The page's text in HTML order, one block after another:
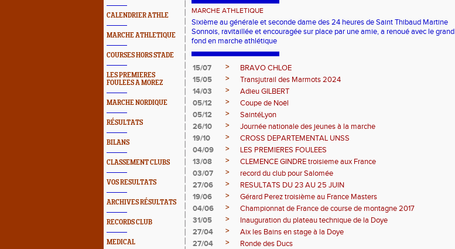
CALENDRIER ATHLE
MARCHE ATHLETIQUE
COURSES HORS STADE
LES PREMIERES
FOULEES A MOREZ
MARCHE NORDIQUE
RÉSULTATS
BILANS
CLASSEMENT CLUBS
VOS RESULTATS
ARCHIVES RÉSULTATS
RECORDS CLUB
MEDICAL
MARCHE ATHLETIQUE
Sixième au générale et seconde dame des 24 heures de Saint Thibaud Martine
Sonnois, ravitaillée et encouragée sur place par une amie, a renoué avec le grand
fond en marche athlétique
15/07 >
BRAVO CHLOE
15/05
>
Transjutrail des Marmots 2024
14/03
>
Adieu GILBERT
05/12
>
Coupe de Noël
05/12
>
SaintéLyon
26/10
>
Journée nationale des jeunes à la marche
19/10
>
CROSS DEPARTEMENTAL UNSS
04/09
>
LES PREMIERES FOULEES
13/08
>
CLEMENCE GINDRE troisieme aux France
03/07
>
record du club pour Salomée
27/06
>
RESULTATS DU 23 AU 25 JUIN
19/06
>
Gérard Perez troisième au France Masters
04/06
>
Championnat de France de course de montagne 2017
31/05
>
Inauguration du plateau technique de la Doye
27/04
>
Aix les Bains en stage à la Doye
27/04
>
Ronde des Ducs